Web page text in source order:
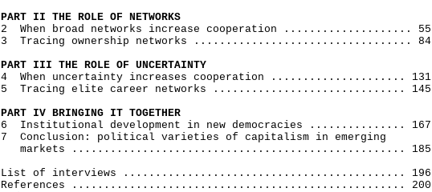
PART II THE ROLE OF NETWORKS
2  When broad networks increase cooperation .................... 55
3  Tracing ownership networks .................................. 84
PART III THE ROLE OF UNCERTAINTY
4  When uncertainty increases cooperation ..................... 131
5  Tracing elite career networks .............................. 145
PART IV BRINGING IT TOGETHER
6  Institutional development in new democracies ............... 167
7  Conclusion: political varieties of capitalism in emerging
   markets .................................................... 185
List of interviews ............................................ 196
References .................................................... 200